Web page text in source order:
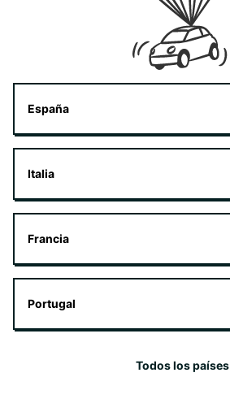
España
Italia
Francia
Portugal
Todos los países